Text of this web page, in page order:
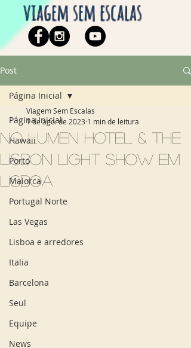
viagem sem escalas
Post
Página Inicial
Hawaii
Porto
Maiorca
Portugal Norte
Las Vegas
Lisboa e arredores
Italia
Barcelona
Seul
Equipe
News
Página Inicial
No Lumen Hotel & The
Lisbon Light Show em
Lisboa
Viagem Sem Escalas
1 de ago. de 2023 1 min de leitura